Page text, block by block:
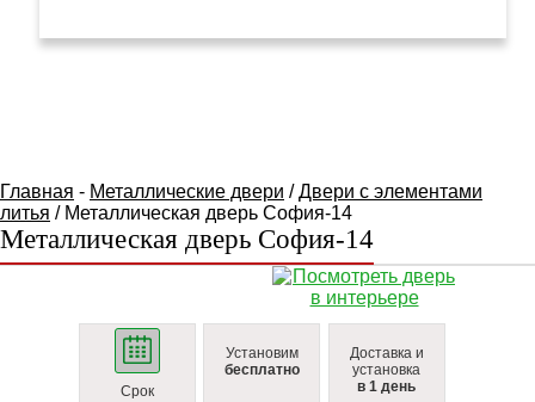
Главная - Металлические двери /Двери с элементами
литья / Металлическая дверь София-14
Металлическая дверь София-14
Срок
Установим
бесплатно
Доставка и
установка
в 1 день